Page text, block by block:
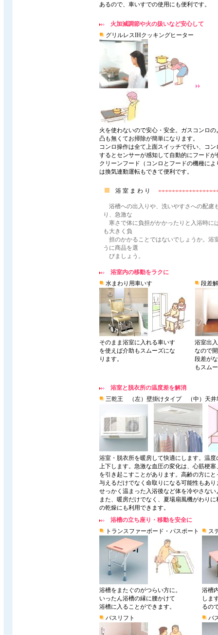
あるので、車いすでの使用にも便利です。
火加減調節や火の扱いなど安心して
グリルレスIHクッキングヒーター
火を使わないので安心・安全。ガスコンロの
凸も無くてお掃除が簡単になります。
コンロ操作は全て上面スイッチで行い、コン
するとセンサーが感知して自動的にフードが
クリーンフード（コンロとフードの機種によ
は換気連動運転もできて便利です。
浴 室 ま わ り
浴槽への出入りや、洗いやすさへの配慮
り、急激な
寒さで体に負担がかかったりと入浴時に
も大きく負
担のかかることではないでしょうか。浴
うに商品を選
びましょう。
浴室内の移動をラクに
水まわり用車いす
そのまま浴室に入れる車いす
を使えば介助もスムーズにな
ります。
段差
浴室出
なので
段差が
もスム
浴室と脱衣所の温度差を解消
三乾王 （左）壁掛けタイプ （中）天井
浴室・脱衣所を暖房して快適にします。温
上下します。急激な血圧の変化は、心筋梗
を引き起こすことがあります。高齢の方に
与えるだけでなく命取りになる可能性もあ
せっかく温まった入浴後など体を冷やさな
また、暖房だけでなく、夏場扇風機がわり
の乾燥にも利用できます。
浴槽の立ち座り・移動を安全に
トランスファーボード・パスポート
浴槽をまたぐのがつらい方に。
いったん浴槽の縁に腰かけて
浴槽に入ることができます。
ス
浴槽
しま
るの
バスリフト
バ